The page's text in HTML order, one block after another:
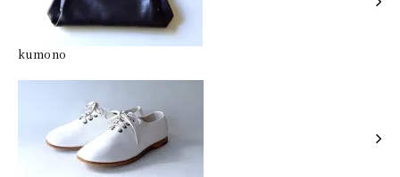
kumono